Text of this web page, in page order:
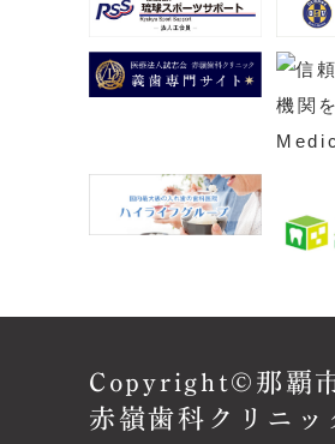
Copyright©那覇
赤嶺歯科クリニッ